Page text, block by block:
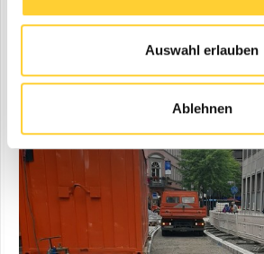
Auswahl erlauben
Ablehnen